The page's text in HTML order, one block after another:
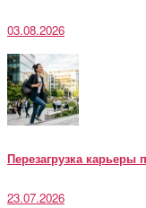
03.08.2026
Перезагрузка карьеры
23.07.2026